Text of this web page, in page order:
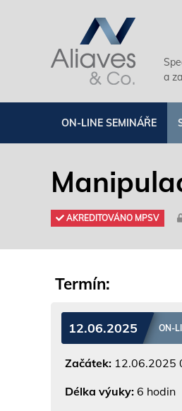
a
ON-LINE SEMINÁŘE
AKREDITOVÁNO MPSV
Termín:
12.06.2025 ON-
Začátek: 12.06.2025
Délka výuky: 6 hodin